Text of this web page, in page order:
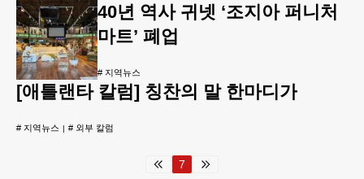
40년 역사 귀넷 ‘조지아 퍼니처
마트’ 폐업
# 지역뉴스
[애틀랜타 칼럼] 칭찬의 말 한마디가
# 지역뉴스 # 외부 칼럼
7